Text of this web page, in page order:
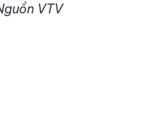
VTV